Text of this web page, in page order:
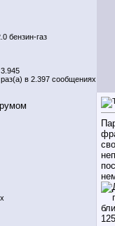
бензин-газ
в 2.397 сообщениях